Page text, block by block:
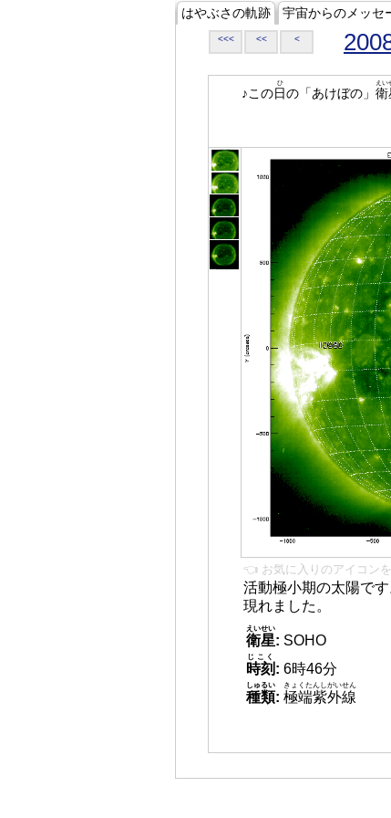
はやぶさの軌跡 宇宙からのメッセ
<<< << <
♪この日
ひ
の「あけぼの」 衛
えい
👈 お気に入りのアイコンを
活動極小期の太陽で
現れました。
衛星
えいせい
: SOHO
時刻
じこく
: 6時46分
種類
しゅるい
: 極端紫外線
きょくたんしがいせん